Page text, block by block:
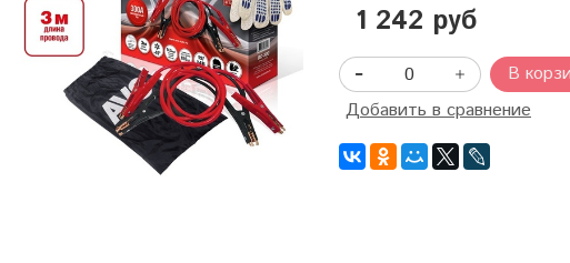
1 242 руб
В
Добавить в сравнение